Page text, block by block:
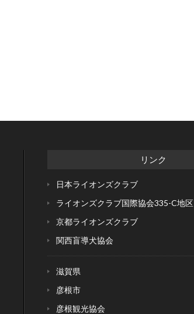
リンク
日本ライオンズクラブ
ライオンズクラブ国際協会335-C地区
京都ライオンズクラブ
関西盲導犬協会
滋賀県
彦根市
彦根観光協会